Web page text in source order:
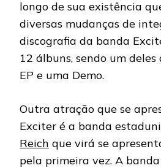
longo de sua existência
diversas mudanças de
discografia da banda
12 álbuns, sendo um
EP e uma Demo.
Outra atração que se
Exciter é a banda
Reich que virá se
pela primeira vez. A